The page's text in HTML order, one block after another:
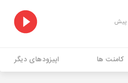
کامنت ها اپیزودهای دیگر